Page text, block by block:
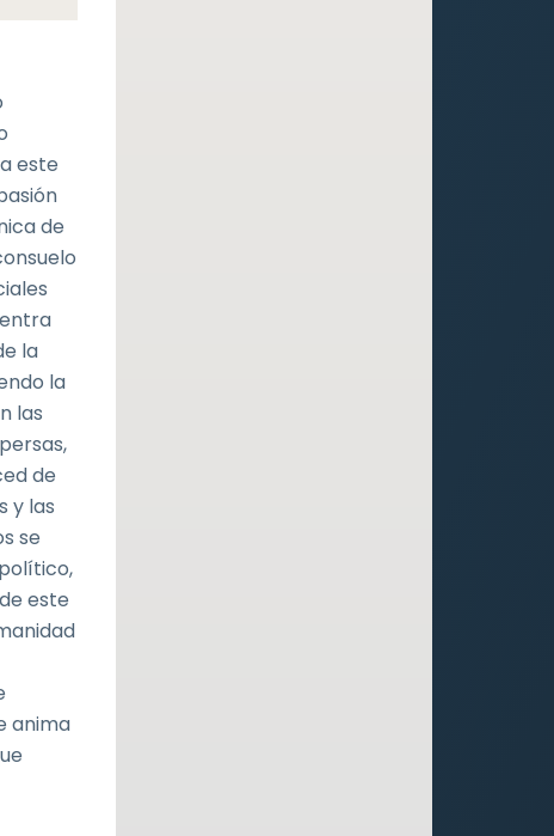
este
de
la
la
las
de
y las
se
este
anima